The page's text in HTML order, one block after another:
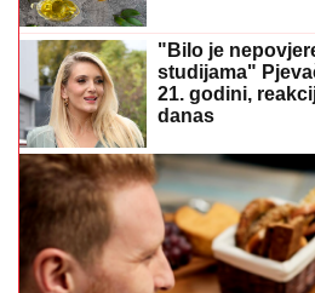
"Bilo je
studijama"
21. godini,
danas